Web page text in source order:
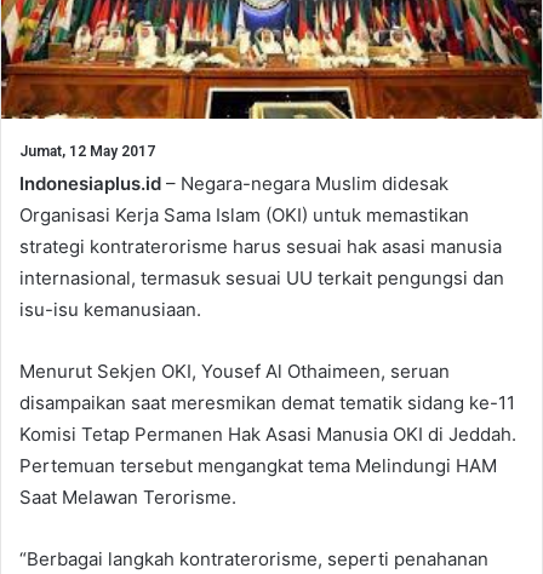
Jumat, 12 May 2017
Indonesiaplus.id – Negara-negara Muslim didesak
Organisasi Kerja Sama Islam (OKI) untuk memastikan
strategi kontraterorisme harus sesuai hak asasi manusia
internasional, termasuk sesuai UU terkait pengungsi dan
isu-isu kemanusiaan.
Menurut Sekjen OKI, Yousef Al Othaimeen, seruan
disampaikan saat meresmikan demat tematik sidang ke-11
Komisi Tetap Permanen Hak Asasi Manusia OKI di Jeddah.
Pertemuan tersebut mengangkat tema Melindungi HAM
Saat Melawan Terorisme.
“Berbagai langkah kontraterorisme, seperti penahanan